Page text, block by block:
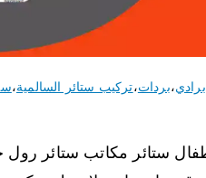
برادي،بردات،تركيب ستائر السالمية،
ستائر مكاتب ستائر